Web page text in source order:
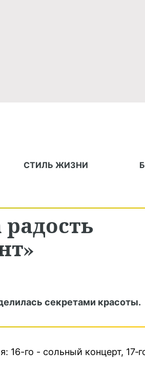
СТИЛЬ ЖИЗНИ
секретами красоты.
16-го - сольный концерт,